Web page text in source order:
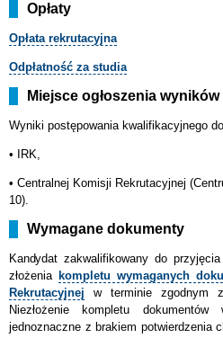
Opłaty
Opłata rekrutacyjna
Odpłatność za studia
Miejsce ogłoszenia wyników
Wyniki postępowania kwalifikacyjnego
• IRK,
• Centralnej Komisji Rekrutacyjnej
10).
Wymagane dokumenty
Kandydatzakwalifikowany do
złożenia kompletu wymaganych
Rekrutacyjnej w terminie zgodnym
Niezłożenie kompletu
jednoznaczne z brakiem potwierdzenia